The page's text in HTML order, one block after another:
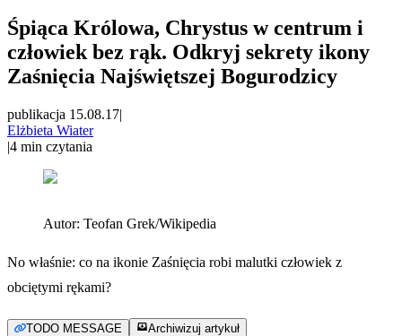
Śpiąca Królowa, Chrystus w centrum i
człowiek bez rąk. Odkryj sekrety ikony
Zaśnięcia Najświętszej Bogurodzicy
publikacja 15.08.17|
Elżbieta Wiater
|4 min czytania
Autor: Teofan Grek/Wikipedia
No właśnie: co na ikonie Zaśnięcia robi malutki człowiek z
obciętymi rękami?
TODO MESSAGE Archiwizuj artykuł